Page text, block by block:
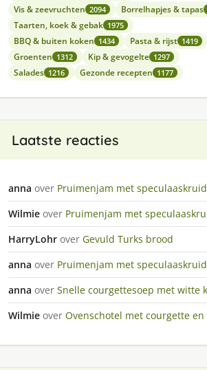
Vis & zeevruchten 2094 Borrelhapjes & tapas
Taarten, koek & gebak 1975
BBQ & buiten koken 1434 Pasta & rijst 1419
Groenten 1312 Kip & gevogelte 1297
Salades 1216 Gezonde recepten 1177
Laatste reacties
anna over Pruimenjam met
Wilmie over Pruimenjam met
HarryLohr over Gevuld Turks brood
anna over Pruimenjam met
anna over Snelle courgettesoep met witte
Wilmie over Ovenschotel met courgette